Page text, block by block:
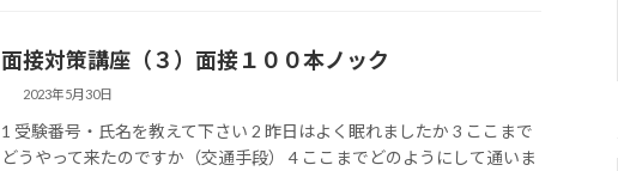
面接対策講座（３）面接１００本ノック
2023年5月30日
1 受験番号・氏名を教えて下さい 2 昨日はよく眠れましたか 3 ここまで
どうやって来たのですか（交通手段） 4 ここまでどのようにして通いま